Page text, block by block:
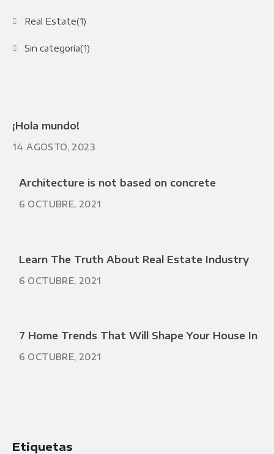
Real Estate(1)
Sin categoría(1)
¡Hola mundo!
14 AGOSTO, 2023
Architecture is not based on concrete
6 OCTUBRE, 2021
Learn The Truth About Real Estate Industry
6 OCTUBRE, 2021
7 Home Trends That Will Shape Your House In
6 OCTUBRE, 2021
Etiquetas